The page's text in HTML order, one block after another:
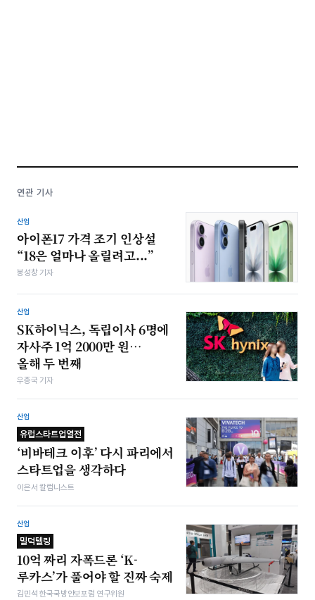
연관 기사
산업
아이폰17 가격 조기 인상설
“18은 얼마나 올릴려고...”
봉성창 기자
산업
SK하이닉스, 독립이사 6명에
자사주 1억 2000만 원…
올해 두 번째
우종국 기자
산업
유럽스타트업열전
‘비바테크 이후’ 다시 파리에서
스타트업을 생각하다
이은서 칼럼니스트
산업
밀덕텔링
10억 짜리 자폭드론 ‘K-
루카스’가 풀어야 할 진짜 숙제
김민석 한국국방안보포럼 연구위원